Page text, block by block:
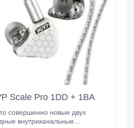
Scale Pro 1DD + 1BA
совершенно новые двух
внутриканальные